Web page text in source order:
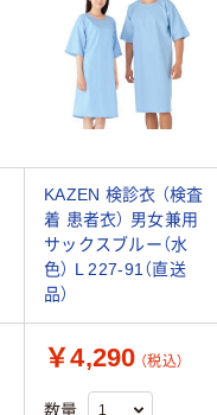
KAZEN 検診衣 （検査
着 患者衣） 男女兼用
サックスブルー（水
色） L 227-91（直送
品）
￥4,290 （税込）
数量